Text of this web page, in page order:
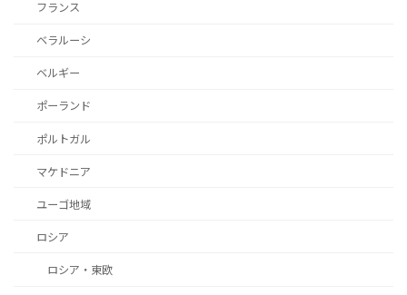
フランス
ベラルーシ
ベルギー
ポーランド
ポルトガル
マケドニア
ユーゴ地域
ロシア
ロシア・東欧